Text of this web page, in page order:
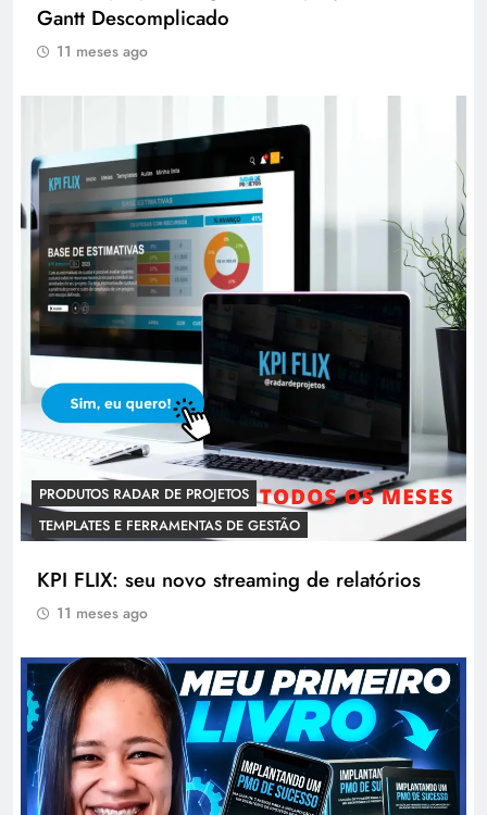
Gantt Descomplicado
11 meses ago
PRODUTOS RADAR DE PROJETOS
TEMPLATES E FERRAMENTAS DE GESTÃO
KPI FLIX: seu novo streaming de relatórios
11 meses ago